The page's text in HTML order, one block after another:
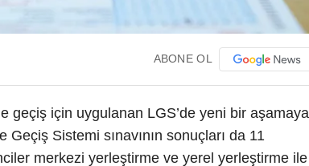
ABONE OL
geçiş için uygulanan LGS’de yeni bir aşamaya
Sistemi sınavının sonuçları da 11
merkezi yerleştirme ve yerel yerleştirme ile